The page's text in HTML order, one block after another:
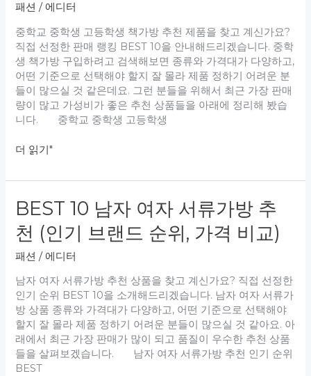
순
가
격
비
교)
패션 / 에디터
중학교 중학생 고등학생 책가방 추천 제품을 찾고 계신가요?
직접 선정한 판매 랭킹 BEST 10을 안내해드리겠습니다. 중학
생 책가방 구입하려고 검색해보면 종류와 가격대가 다양하고,
어떤 기준으로 선택해야 할지 잘 몰라 제품 정하기 어려운 분
들이 많으실 것 같은데요. 그런 분들을 위해서 최근 가장 판매
량이 많고 가성비가 좋은 추천 상품들을 아래에 정리해 봤습
니다. 중학교 중학생 고등학생
BEST
중
교
학
생
등
학
생
책
가
방
추
더 읽기"
BEST 10 남자 여자 서류가방 추
천 (인기 브랜드 순위, 가격 비교)
패션 / 에디터
남자 여자 서류가방 추천 상품을 찾고 계신가요? 직접 선정한
인기 순위 BEST 10을 소개해드리겠습니다. 남자 여자 서류가
방 상품 종류와 가격대가 다양하고, 어떤 기준으로 선택해야
할지 잘 몰라 제품 정하기 어려운 분들이 많으실 것 같아요. 아
래에서 최근 가장 판매가 많이 되고 품질이 우수한 추천 상품
들을 살펴보겠습니다. 남자 여자 서류가방 추천 인기 순위
BEST